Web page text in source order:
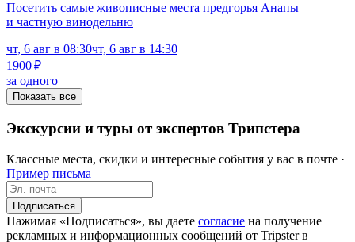
Посетить самые живописные места предгорья Анапы
и частную винодельню
чт, 6 авг в 08:30чт, 6 авг в 14:30
1900 ₽
за одного
Показать все
Экскурсии и туры от экспертов Трипстера
Классные места, скидки и интересные события у вас в почте ·
Пример письма
Подписаться
Нажимая «Подписаться», вы даете согласие на получение
рекламных и информационных сообщений от Tripster в